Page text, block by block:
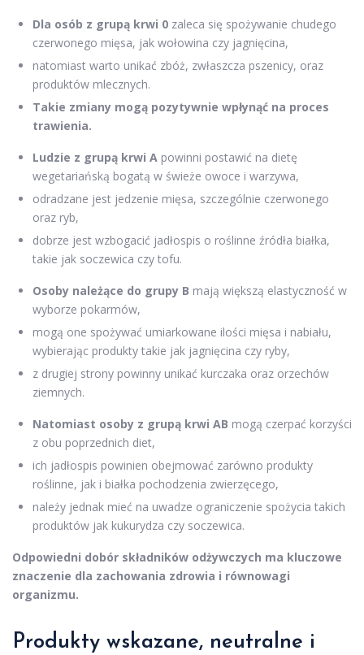
Dla osób z grupą krwi 0 zaleca się spożywanie chudego
czerwonego mięsa, jak wołowina czy jagnięcina,
natomiast warto unikać zbóż, zwłaszcza pszenicy, oraz
produktów mlecznych.
Takie zmiany mogą pozytywnie wpłynąć na proces
trawienia.
Ludzie z grupą krwi A powinni postawić na dietę
wegetariańską bogatą w świeże owoce i warzywa,
odradzane jest jedzenie mięsa, szczególnie czerwonego
oraz ryb,
dobrze jest wzbogacić jadłospis o roślinne źródła białka,
takie jak soczewica czy tofu.
Osoby należące do grupy B mają większą elastyczność w
wyborze pokarmów,
mogą one spożywać umiarkowane ilości mięsa i nabiału,
wybierając produkty takie jak jagnięcina czy ryby,
z drugiej strony powinny unikać kurczaka oraz orzechów
ziemnych.
Natomiast osoby z grupą krwi AB mogą czerpać korzyści
z obu poprzednich diet,
ich jadłospis powinien obejmować zarówno produkty
roślinne, jak i białka pochodzenia zwierzęcego,
należy jednak mieć na uwadze ograniczenie spożycia takich
produktów jak kukurydza czy soczewica.
Odpowiedni dobór składników odżywczych ma kluczowe
znaczenie dla zachowania zdrowia i równowagi
organizmu.
Produkty wskazane, neutralne i